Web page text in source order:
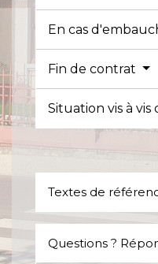
En cas
Fin de contrat
Situation vis à
Textes de
Questions ?